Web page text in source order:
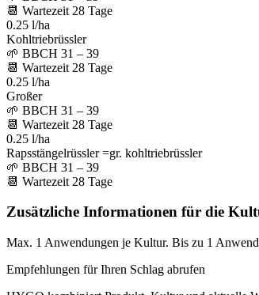
📆 Wartezeit 28 Tage
0.25 l/ha
Kohltriebrüssler
🌱 BBCH 31 – 39
📆 Wartezeit 28 Tage
0.25 l/ha
Großer
🌱 BBCH 31 – 39
📆 Wartezeit 28 Tage
0.25 l/ha
Rapsstängelrüssler =gr. kohltriebrüssler
🌱 BBCH 31 – 39
📆 Wartezeit 28 Tage
Zusätzliche Informationen für die
Max. 1 Anwendungen je Kultur. Bis zu 1
Empfehlungen für Ihren Schlag abrufen